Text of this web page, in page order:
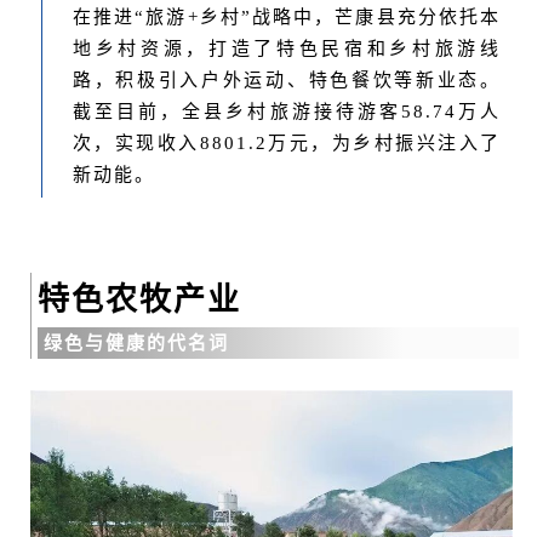
在推进“旅游+乡村”战略中，芒康县充分依托本
地乡村资源，打造了特色民宿和乡村旅游线
路，积极引入户外运动、特色餐饮等新业态。
截至目前，全县乡村旅游接待游客58.74万人
次，实现收入8801.2万元，为乡村振兴注入了
新动能。
特色农牧产业
绿色与健康的代名词